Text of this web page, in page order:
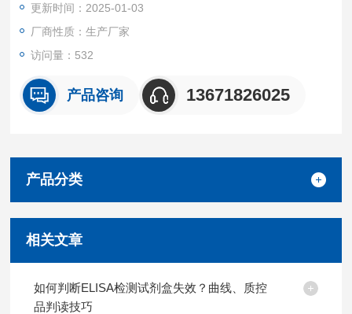
更新时间：2025-01-03
厂商性质：生产厂家
访问量：532
产品咨询 13671826025
产品分类
相关文章
如何判断ELISA检测试剂盒失效？曲线、质控
品判读技巧